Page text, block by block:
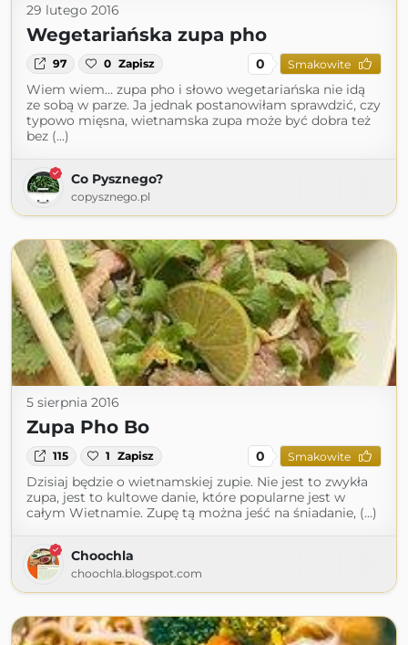
29 lutego 2016
Wegetariańska zupa pho
97 0 Zapisz 0 Smakowite
Wiem wiem… zupa pho i słowo wegetariańska nie idą
ze sobą w parze. Ja jednak postanowiłam sprawdzić, czy
typowo mięsna, wietnamska zupa może być dobra też
bez (...)
Co Pysznego?
copysznego.pl
5 sierpnia 2016
Zupa Pho Bo
115 1 Zapisz 0 Smakowite
Dzisiaj będzie o wietnamskiej zupie. Nie jest to zwykła
zupa, jest to kultowe danie, które popularne jest w
całym Wietnamie. Zupę tą można jeść na śniadanie, (...)
Choochla
choochla.blogspot.com